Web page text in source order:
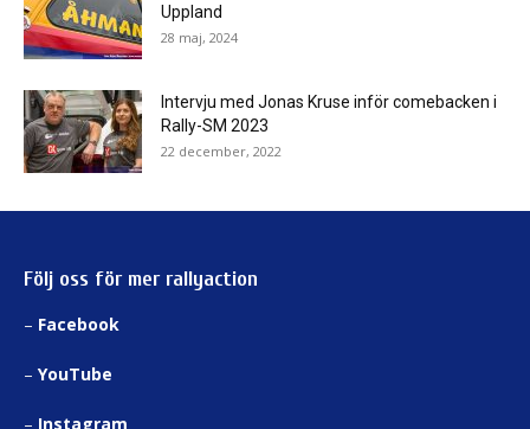
Uppland
28 maj, 2024
Intervju med Jonas Kruse inför comebacken i
Rally-SM 2023
22 december, 2022
Följ oss för mer rallyaction
– Facebook
– YouTube
– Instagram